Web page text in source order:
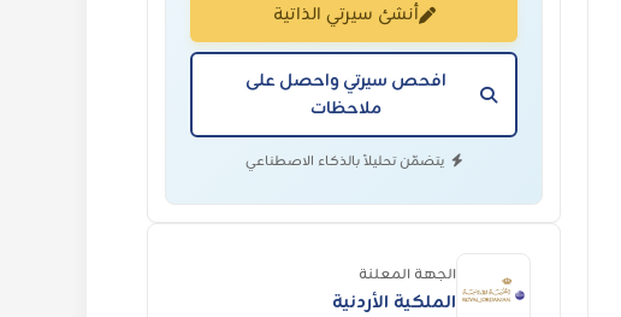
أنشئ سيرتي الذاتية
افحص سيرتي واحصل على
ملاحظات
يتضمّن تحليلاً بالذكاء الاصطناعي
الجهة المعلنة
الملكية الأردنية